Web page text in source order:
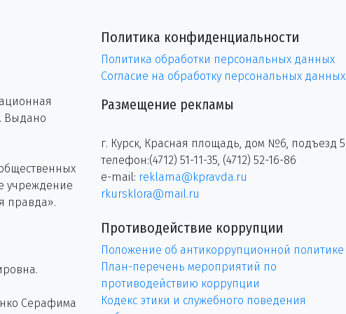
Выдано
учреждение
правда».
Серафима
Политика конфиденциальности
Политика обработки персональных данных
Согласие на обработку персональных данных
Размещение рекламы
г. Курск, Красная площадь, дом №6, подъезд 5
телефон:(4712) 51-11-35, (4712) 52-16-86
e-mail: reklama@kpravda.ru
rkursklora@mail.ru
Противодействие коррупции
Положение об антикоррупционной политике
План-перечень мероприятий по
противодействию коррупции
Кодекс этики и служебного поведения